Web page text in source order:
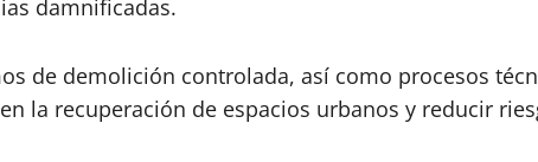
damnificadas.
de demolición controlada, así como procesos
la recuperación de espacios urbanos y reducir